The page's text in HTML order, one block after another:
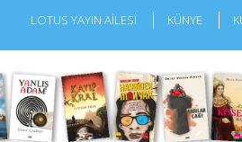
LOTUS YAYIN AİLESİ KÜNYE